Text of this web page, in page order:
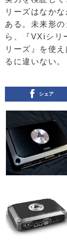
リーズはなか
ある。未来形
ら、『VXiシリ
リーズ』を使
るに違いない。
シェア